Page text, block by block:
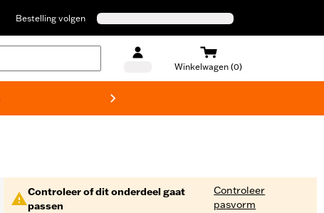
Bestelling volgen
Winkelwagen (0)
Controleer of dit onderdeel gaat
passen
Controleer
pasvorm